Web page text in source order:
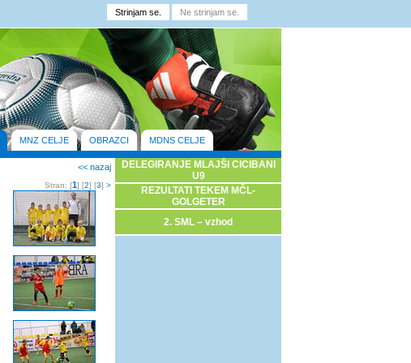
MNZ CELJE OBRAZCI MDNS CELJE
<< nazaj
Stran: [1] [2] [3] >
DELEGIRANJE MLAJŠI CICIBANI
U9
REZULTATI TEKEM MČL-
GOLGETER
2. SML – vzhod